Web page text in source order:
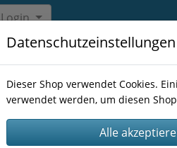
Login
Datenschutzeinstellungen
Dieser Shop verwendet Cookies.
verwendet werden, um diesen